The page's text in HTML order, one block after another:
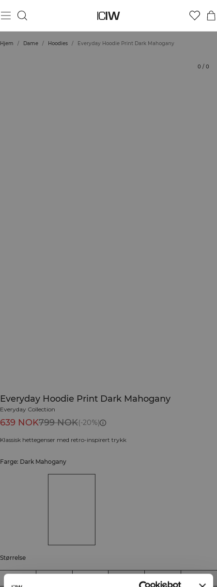
Hjem / Dame / Hoodies / Everyday Hoodie Print Dark Mahogany
0 / 0
Everyday Hoodie Print Dark Mahogany
Everyday Collection
639 NOK799 NOK(-20%)
Klassisk hettegenser med retro-inspirert trykk
Farge: Dark Mahogany
Størrelse